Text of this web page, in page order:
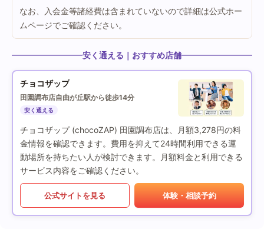
なお、入会金等諸経費は含まれていないので詳細は公式ホー
ムページでご確認ください。
安く通える｜おすすめ店舗
チョコザップ
田園調布店自由が丘駅から徒歩14分
安く通える
チョコザップ (chocoZAP) 田園調布店は、月額3,278円の料
金情報を確認できます。費用を抑えて24時間利用できる運
動場所を持ちたい人が検討できます。月額料金と利用できる
サービス内容をご確認ください。
公式サイトを見る 体験・相談予約